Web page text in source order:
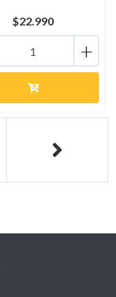
$22.990
+